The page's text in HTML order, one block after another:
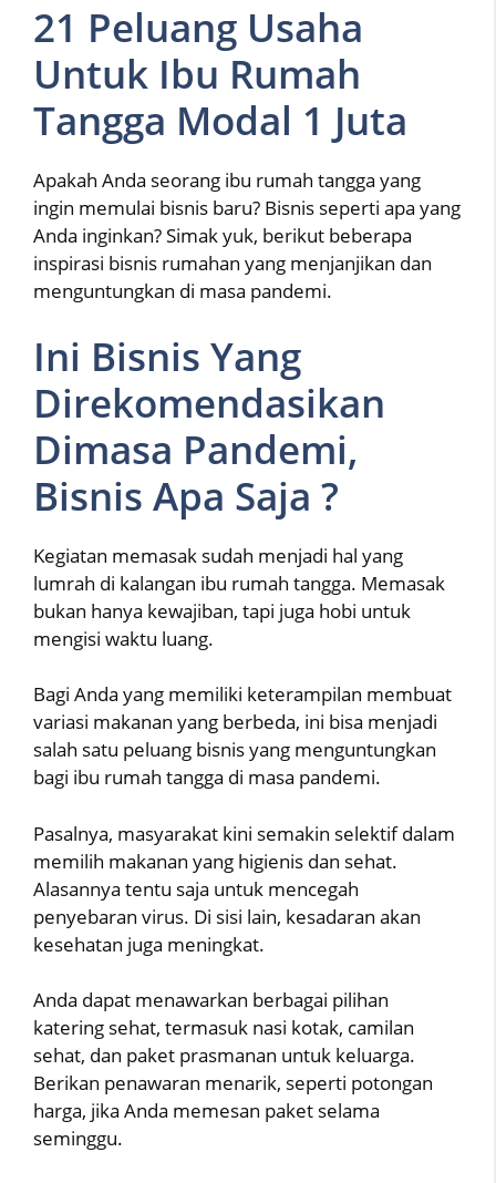
21 Peluang Usaha
Untuk Ibu Rumah
Tangga Modal 1 Juta
Apakah Anda seorang ibu rumah tangga yang
ingin memulai bisnis baru? Bisnis seperti apa yang
Anda inginkan? Simak yuk, berikut beberapa
inspirasi bisnis rumahan yang menjanjikan dan
menguntungkan di masa pandemi.
Ini Bisnis Yang
Direkomendasikan
Dimasa Pandemi,
Bisnis Apa Saja ?
Kegiatan memasak sudah menjadi hal yang
lumrah di kalangan ibu rumah tangga. Memasak
bukan hanya kewajiban, tapi juga hobi untuk
mengisi waktu luang.
Bagi Anda yang memiliki keterampilan membuat
variasi makanan yang berbeda, ini bisa menjadi
salah satu peluang bisnis yang menguntungkan
bagi ibu rumah tangga di masa pandemi.
Pasalnya, masyarakat kini semakin selektif dalam
memilih makanan yang higienis dan sehat.
Alasannya tentu saja untuk mencegah
penyebaran virus. Di sisi lain, kesadaran akan
kesehatan juga meningkat.
Anda dapat menawarkan berbagai pilihan
katering sehat, termasuk nasi kotak, camilan
sehat, dan paket prasmanan untuk keluarga.
Berikan penawaran menarik, seperti potongan
harga, jika Anda memesan paket selama
seminggu.